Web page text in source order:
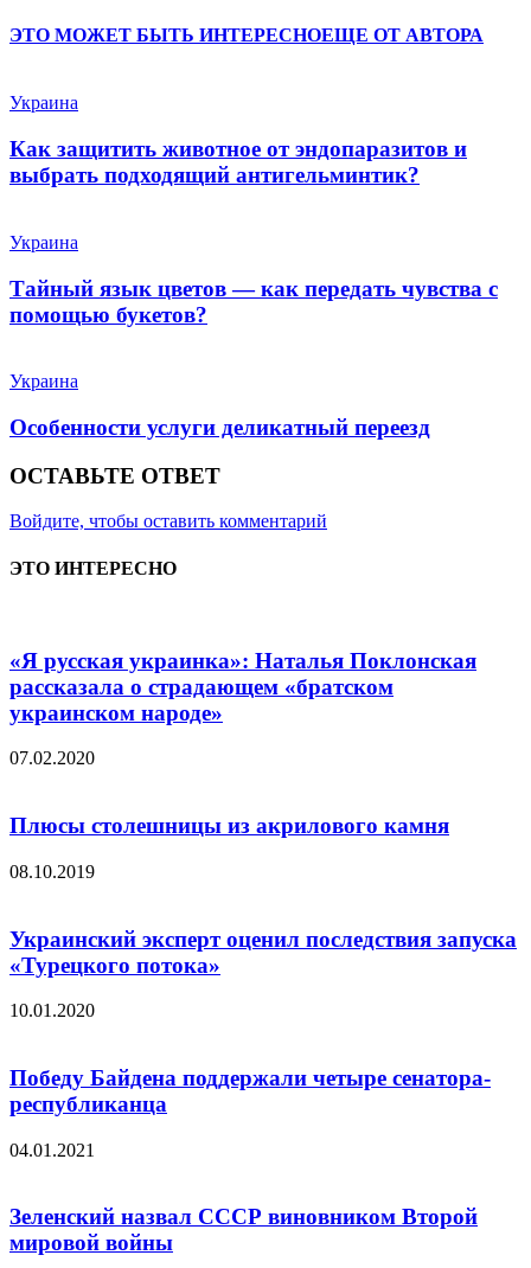
ЭТО МОЖЕТ БЫТЬ ИНТЕРЕСНОЕЩЕ ОТ АВТОРА
Украина
Как защитить животное от эндопаразитов и
выбрать подходящий антигельминтик?
Украина
Тайный язык цветов — как передать чувства с
помощью букетов?
Украина
Особенности услуги деликатный переезд
ОСТАВЬТЕ ОТВЕТ
Войдите, чтобы оставить комментарий
ЭТО ИНТЕРЕСНО
«Я русская украинка»: Наталья Поклонская
рассказала о страдающем «братском
украинском народе»
07.02.2020
Плюсы столешницы из акрилового камня
08.10.2019
Украинский эксперт оценил последствия запуска
«Турецкого потока»
10.01.2020
Победу Байдена поддержали четыре сенатора-
республиканца
04.01.2021
Зеленский назвал СССР виновником Второй
мировой войны